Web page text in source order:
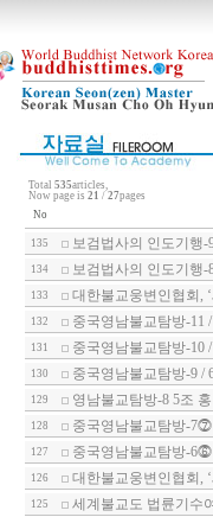
Total 535articles,
Now page is 21 / 27pages
No
135 보검법사의 인도기행
134 보검법사의 인도기행
133 대한불교웅변인협회,
132 중국영남불교탐방-11
131 중국영남불교탐방-10
130 중국영남불교탐방-9 /
129 영남불교탐방-8 5조
128 중국영남불교탐방-
127 중국영남불교탐방-
126 대한불교웅변인협회,
125 세계불교도 법륜기수